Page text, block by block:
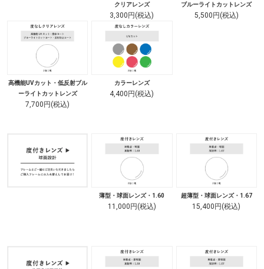
クリアレンズ
3,300円(税込)
ブルーライトカットレンズ
5,500円(税込)
高機能UVカット・低反射ブル
ーライトカットレンズ
7,700円(税込)
カラーレンズ
4,400円(税込)
薄型・球面レンズ・1.60
11,000円(税込)
超薄型・球面レンズ・1.67
15,400円(税込)